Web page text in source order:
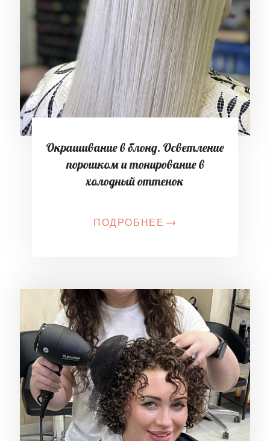
Окрашивание в блонд. Осветление
порошком и тонирование в
холодный оттенок
ПОДРОБНЕЕ